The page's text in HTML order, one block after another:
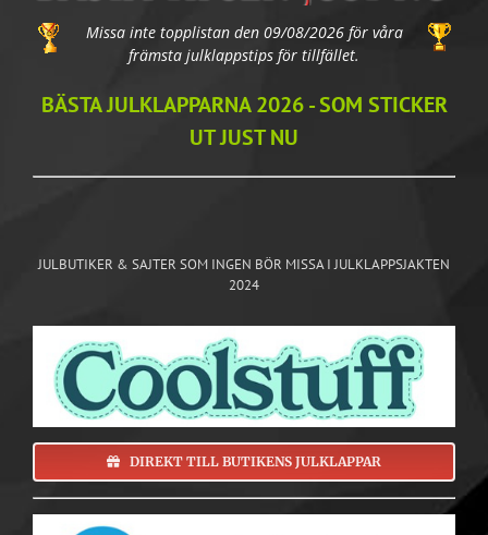
Missa inte topplistan den 09/08/2026 för våra
främsta julklappstips för tillfället.
BÄSTA JULKLAPPARNA 2026 - SOM STICKER
UT JUST NU
JULBUTIKER & SAJTER SOM INGEN BÖR MISSA I JULKLAPPSJAKTEN
2024
DIREKT TILL BUTIKENS JULKLAPPAR